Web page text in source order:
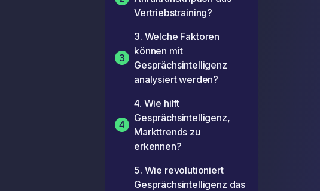
Vertriebstraining?
3
3. Welche Faktoren
können mit
Gesprächsintelligenz
analysiert werden?
4
4. Wie hilft
Gesprächsintelligenz,
Markttrends zu
erkennen?
5. Wie revolutioniert
Gesprächsintelligenz das